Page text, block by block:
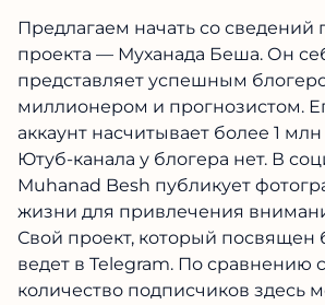
Предлагаем начать со сведений
проекта — Муханада Беша. Он
представляет успешным
миллионером и прогнозистом.
аккаунт насчитывает более 1
Ютуб-канала у блогера нет. В
Muhanad Besh публикует
жизни для привлечения
Свой проект, который посвящен
ведет в Telegram. По сравнению
количество подписчиков здесь